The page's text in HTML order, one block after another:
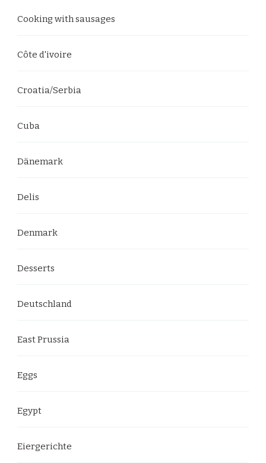
Cooking with sausages
Côte d'ivoire
Croatia/Serbia
Cuba
Dänemark
Delis
Denmark
Desserts
Deutschland
East Prussia
Eggs
Egypt
Eiergerichte